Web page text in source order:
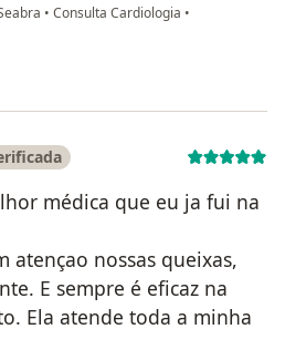
• Consulta Cardiologia •
médica que eu ja fui na
atençao nossas queixas,
E sempre é eficaz na
Ela atende toda a minha